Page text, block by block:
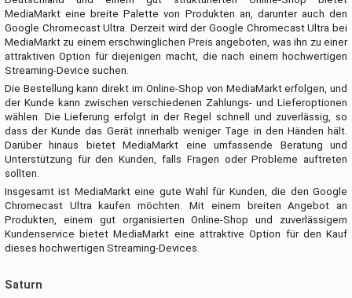
MediaMarkt eine breite Palette von Produkten an, darunter auch den
Google Chromecast Ultra. Derzeit wird der Google Chromecast Ultra bei
MediaMarkt zu einem erschwinglichen Preis angeboten, was ihn zu einer
attraktiven Option für diejenigen macht, die nach einem hochwertigen
Streaming-Device suchen.
Die Bestellung kann direkt im Online-Shop von MediaMarkt erfolgen, und
der Kunde kann zwischen verschiedenen Zahlungs- und Lieferoptionen
wählen. Die Lieferung erfolgt in der Regel schnell und zuverlässig, so
dass der Kunde das Gerät innerhalb weniger Tage in den Händen hält.
Darüber hinaus bietet MediaMarkt eine umfassende Beratung und
Unterstützung für den Kunden, falls Fragen oder Probleme auftreten
sollten.
Insgesamt ist MediaMarkt eine gute Wahl für Kunden, die den Google
Chromecast Ultra kaufen möchten. Mit einem breiten Angebot an
Produkten, einem gut organisierten Online-Shop und zuverlässigem
Kundenservice bietet MediaMarkt eine attraktive Option für den Kauf
dieses hochwertigen Streaming-Devices.
Saturn